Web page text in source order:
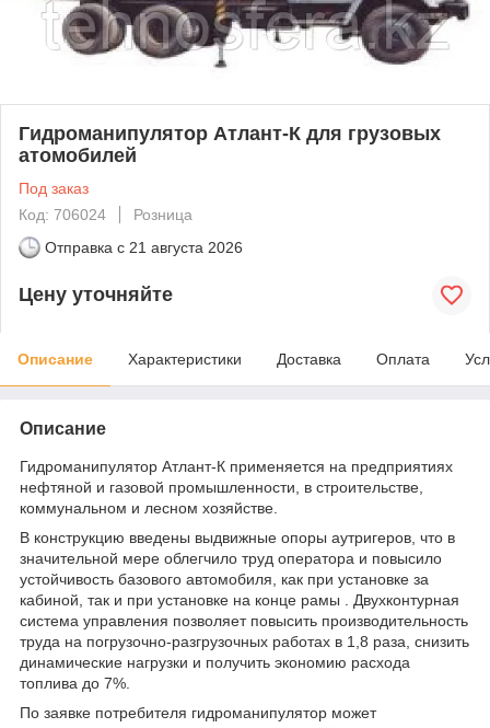
Гидроманипулятор Атлант-К для грузовых
атомобилей
Под заказ
Код: 706024
Розница
Отправка с 21 августа 2026
Цену уточняйте
Описание Характеристики Доставка Оплата
Описание
Гидроманипулятор Атлант-К применяется на предприятиях
нефтяной и газовой промышленности, в строительстве,
коммунальном и лесном хозяйстве.
В конструкцию введены выдвижные опоры аутригеров, что в
значительной мере облегчило труд оператора и повысило
устойчивость базового автомобиля, как при установке за
кабиной, так и при установке на конце рамы . Двухконтурная
система управления позволяет повысить производительность
труда на погрузочно-разгрузочных работах в 1,8 раза, снизить
динамические нагрузки и получить экономию расхода
топлива до 7%.
По заявке потребителя гидроманипулятор может